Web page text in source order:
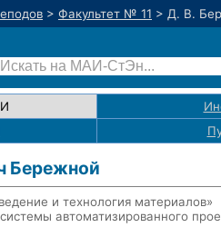
> Факультет № 11 > Д. В.
Бережной
и технология материалов»
автоматизированного